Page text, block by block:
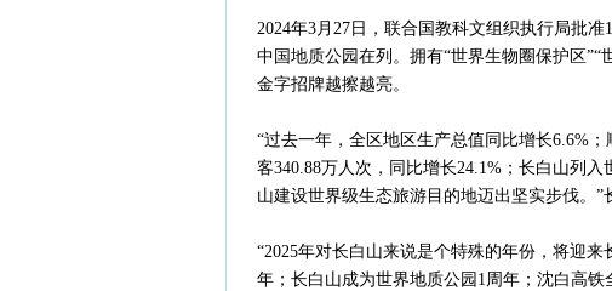
2024年3月27日，联合国教科文组织执行局批
中国地质公园在列。拥有“世界生物圈保护区
金字招牌越擦越亮。
“过去一年，全区地区生产总值同比增长6.6%
客340.88万人次，同比增长24.1%；长白山列
山建设世界级生态旅游目的地迈出坚实步伐。
“2025年对长白山来说是个特殊的年份，将迎
年；长白山成为世界地质公园1周年；沈白高